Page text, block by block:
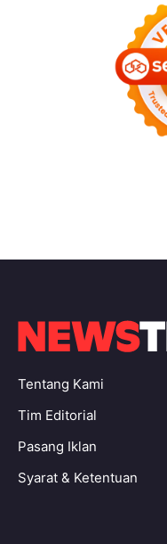
Tentang Kami
Tim Editorial
Pasang Iklan
Syarat & Ketentuan